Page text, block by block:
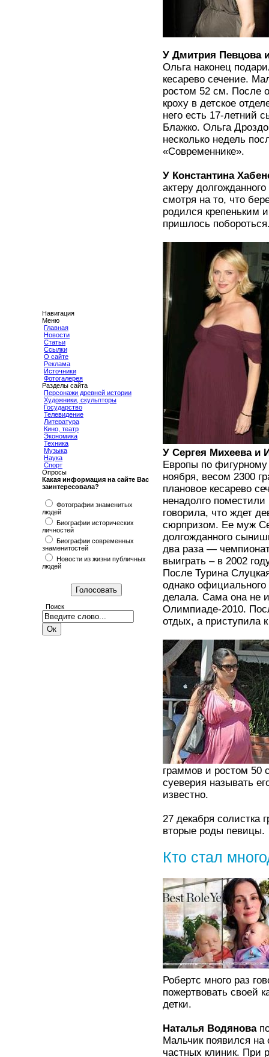
Навигация
Меню
Главная
Новости
Статьи
Ссылки
О сайте
Реклама
Источники
Фотогалерея
Разделы сайта
Персонажи древней истории
Художники, скульпторы
Государство
Телевидение
Литература
Кино, театр
Экономика
Техника
Музыка
Наука
Спорт
Опросы
Какая информация на сайте Вас
заинтересовала?
Фотографии знаменитых
людей
Биографии исторических
личностей
Биографии современных
знаменитостей
Новости из жизни публичных
людей
Поиск
У Дмитрия Певцова
Ольга наконец
кесарево сечение.
ростом 52 см. После
кроху в детское
него есть 17-летний
Блажко. Ольга
несколько недель
«Современнике».
У Константина
актеру
смотря на то, что
родился крепеньким
пришлось
У Сергея Михеева и
Европы по
ноября, весом 2300
плановое кесарево
ненадолго
говорила, что ждет
сюрпризом. Ее муж
долгожданного
два раза —
выиграть – в 2002
После Турина
однако
делала. Сама она не
Олимпиаде-2010.
отдых, а приступила
граммов и ростом 50
суеверия называть
известно.
27 декабря солистка
вторые роды певицы.
Кто стал
Робертс много раз
пожертвовать своей
детки.
Наталья Водянова
Мальчик появился на
частных клиник. При